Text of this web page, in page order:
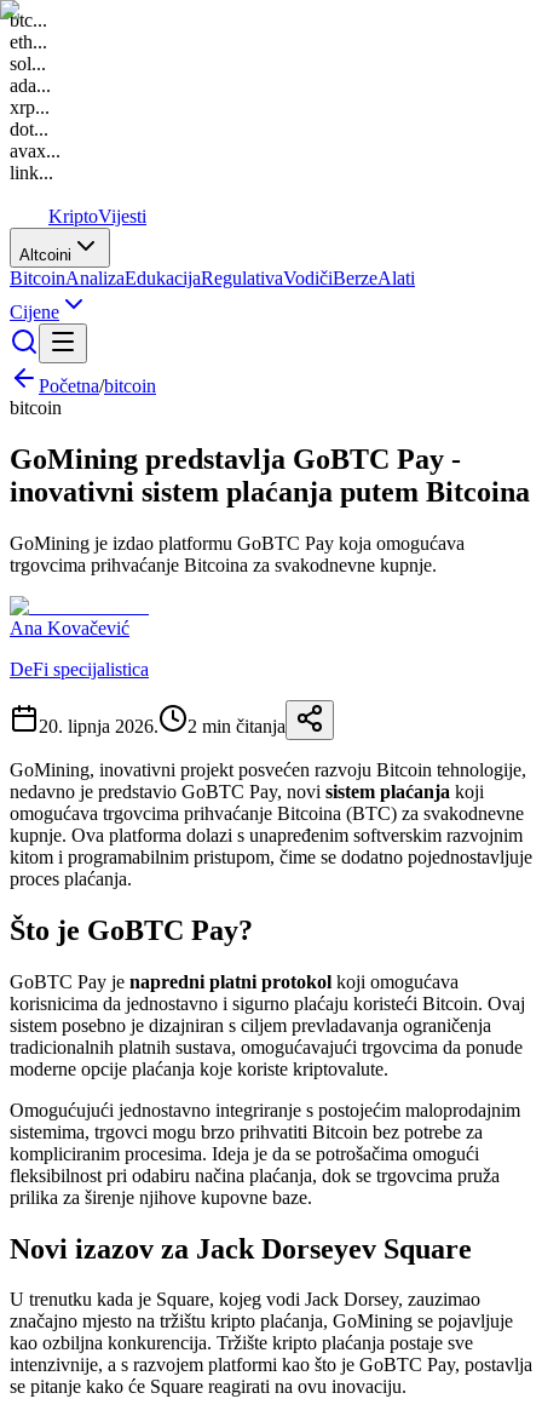
btc...
eth...
sol...
ada...
xrp...
dot...
avax...
link...
KriptoVijesti
Altcoini
BitcoinAnalizaEdukacijaRegulativaVodičiBerzeAlati
Cijene
Početna/bitcoin
bitcoin
GoMining predstavlja GoBTC Pay -
inovativni sistem plaćanja putem Bitcoina
GoMining je izdao platformu GoBTC Pay koja omogućava
trgovcima prihvaćanje Bitcoina za svakodnevne kupnje.
Ana Kovačević
DeFi specijalistica
20. lipnja 2026. 2 min čitanja
GoMining, inovativni projekt posvećen razvoju Bitcoin tehnologije,
nedavno je predstavio GoBTC Pay, novi sistem plaćanja koji
omogućava trgovcima prihvaćanje Bitcoina (BTC) za svakodnevne
kupnje. Ova platforma dolazi s unapređenim softverskim razvojnim
kitom i programabilnim pristupom, čime se dodatno pojednostavljuje
proces plaćanja.
Što je GoBTC Pay?
GoBTC Pay je napredni platni protokol koji omogućava
korisnicima da jednostavno i sigurno plaćaju koristeći Bitcoin. Ovaj
sistem posebno je dizajniran s ciljem prevladavanja ograničenja
tradicionalnih platnih sustava, omogućavajući trgovcima da ponude
moderne opcije plaćanja koje koriste kriptovalute.
Omogućujući jednostavno integriranje s postojećim maloprodajnim
sistemima, trgovci mogu brzo prihvatiti Bitcoin bez potrebe za
kompliciranim procesima. Ideja je da se potrošačima omogući
fleksibilnost pri odabiru načina plaćanja, dok se trgovcima pruža
prilika za širenje njihove kupovne baze.
Novi izazov za Jack Dorseyev Square
U trenutku kada je Square, kojeg vodi Jack Dorsey, zauzimao
značajno mjesto na tržištu kripto plaćanja, GoMining se pojavljuje
kao ozbiljna konkurencija. Tržište kripto plaćanja postaje sve
intenzivnije, a s razvojem platformi kao što je GoBTC Pay, postavlja
se pitanje kako će Square reagirati na ovu inovaciju.